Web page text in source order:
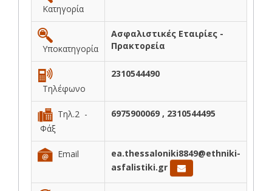
Κατηγορία
Υποκατηγορία
Ασφαλιστικές Εταιρίες -
Πρακτορεία
Τηλέφωνο
2310544490
Τηλ.2 -
Φάξ
6975900069 , 2310544495
Email
ea.thessaloniki8849@ethniki-
asfalistiki.gr